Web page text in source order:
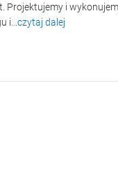
Projektujemy i
i ...czytaj dalej